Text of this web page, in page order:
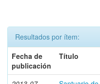
Resultados por ítem:
Fecha de
publicación
Título